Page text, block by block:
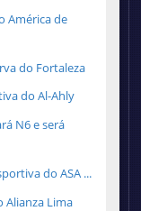
América de
do Fortaleza
do Al-Ahly
N6 e será
do ASA ...
Alianza Lima